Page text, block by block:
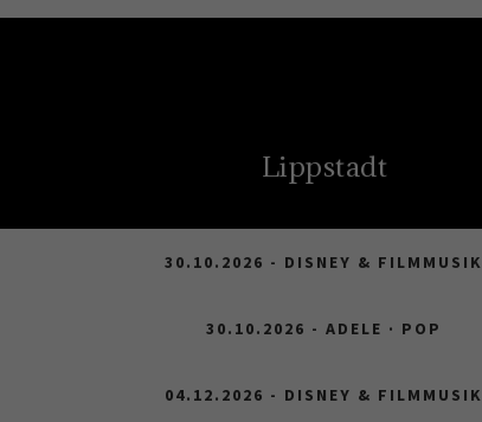
Lippstadt
30.10.2026 - DISNEY & FILMMUSIK
30.10.2026 - ADELE · POP
04.12.2026 - DISNEY & FILMMUSIK